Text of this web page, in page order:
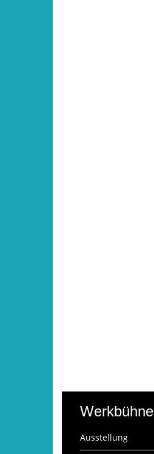
Werkbühne
Ausstellung